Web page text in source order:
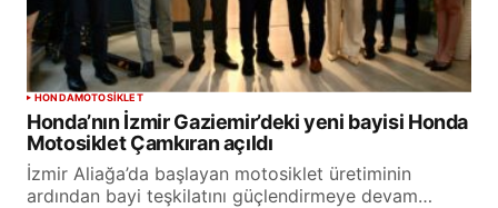
HONDAMOTOSİKLET
Honda’nın İzmir Gaziemir’deki yeni bayisi Honda
Motosiklet Çamkıran açıldı
İzmir Aliağa’da başlayan motosiklet üretiminin
ardından bayi teşkilatını güçlendirmeye devam…